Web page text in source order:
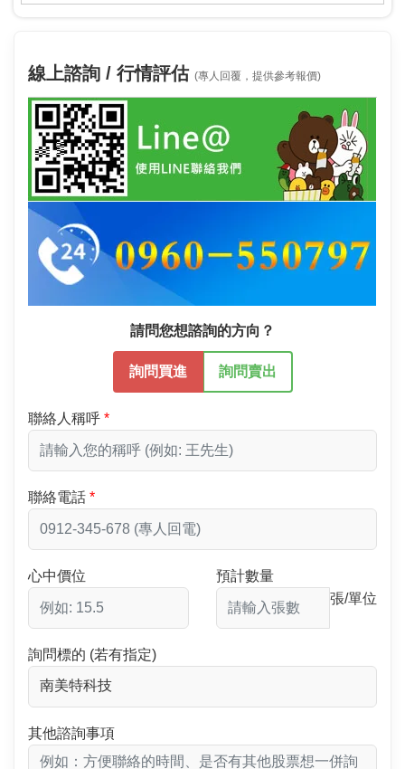
線上諮詢 / 行情評估 (專人回覆，提供參考報價)
請問您想諮詢的方向？
詢問買進 詢問賣出
聯絡人稱呼
聯絡電話
心中價位
預計數量
張/單位
詢問標的 (若有指定)
其他諮詢事項